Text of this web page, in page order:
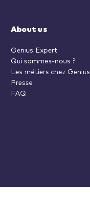
About us
Genius Expert
Qui sommes-nous ?
Les métiers chez Genius
Presse
FAQ